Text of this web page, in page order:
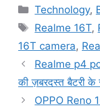
Categories
Technology,
Tags
Realme 16T,
16T camera,
Realme p4
की ज़बरदस्त बैटरी
OPPO Reno